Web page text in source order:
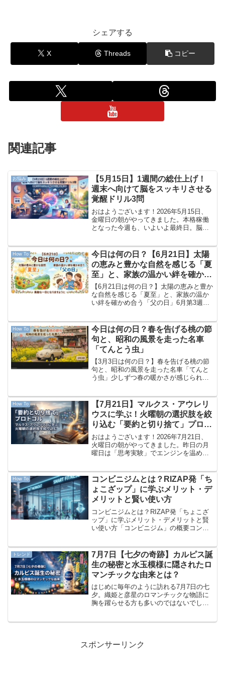
シェアする
X Threads コピー
関連記事
お悩み
【5月15日】1週間の総仕上げ！
週末へ向けて脳をスッキリさせる
覚醒ドリル3問
おはようございます！2026年5月15日、
金曜日の朝がやってきました。本格稼働
となった今週も、いよいよ最終日。脳の
で頭をシャキッと目覚めさせ、スッキリ
とした気分で1週間...
How To
今日は何の日？【6月21日】太陽
の恵みと豊かな自然を感じる「夏
至」と、家族の温かい絆を確かめ
合う「父の日」
【6月21日は何の日？】太陽の恵みと豊か
な自然を感じる「夏至」と、家族の温か
い絆を確かめ合う「父の日」6月第3週の
初夏の陽光をいっぱいに浴びて、力強く
生き生きと輝く美し...
How To
今日は何の日？春を告げる桃の節
句と、昭和の風景を走った名車
「てんとう虫」
【3月3日は何の日？】春を告げる桃の節
句と、昭和の風景を走った名車「てんと
う虫」少しずつ春の暖かさが感じられる
まけ／せんぶ）。「先んずれば即ち負け
る」という言葉...
How To
【7月21日】マルクス・アウレリ
ウスに学ぶ！火曜朝の選択肢を絞
り込む「要約と切り捨て」プロト
コル
おはようございます！2026年7月21日、
火曜日の朝がやってきました。昨日の月
曜日は「思考実験」でエンジンを温め、1
は、周囲のメールや依頼、突発的なタス
クが次々と舞い...
How To
コンビニジムとは？RIZAP発「ち
ょこざップ」に学ぶメリット・デ
メリットと賢い使い方
コンビニジムとは？RIZAP発「ちょこざ
ップ」に学ぶメリット・デメリットと賢
い使い方「コンビニジム」の概要コンビ
通える」ことをコンセプトにした新しい
形態のフィットネスジ...
トレンド
7月7日【七夕の奇跡】カルピス誕
生の秘密と水玉模様に隠されたロ
マンチックな由来とは？
はじめに毎年のように訪れる7月7日の七
夕。織姫と彦星のロマンチックな物語に
胸を躍らせる方も多いのではないでしょ
スポンサーリンク